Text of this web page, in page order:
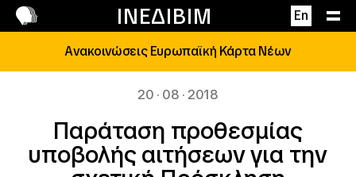
ΙΝΕΔΙΒΙΜ En
Επικοινωνία
Ανακοινώσεις Ευρωπαϊκή Κάρτα Νέων
20 · 08 · 2018
Παράταση προθεσμίας
υποβολής αιτήσεων για την